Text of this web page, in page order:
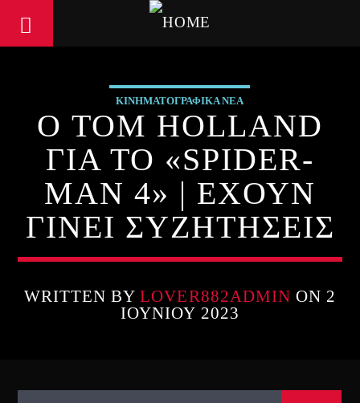
ΚΙΝΗΜΑΤΟΓΡΑΦΙΚΑ ΝΕΑ
Ο TOM HOLLAND
ΓΙΑ ΤΟ «SPIDER-
MAN 4» | ΕΧΟΥΝ
ΓΙΝΕΙ ΣΥΖΗΤΗΣΕΙΣ
WRITTEN BYLOVER882ADMIN ON 2
ΙΟΥΝΊΟΥ 2023